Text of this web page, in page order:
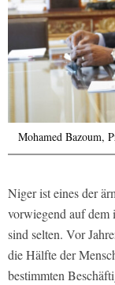
Mohamed Bazoum,
Niger ist eines der
vorwiegend auf dem
sind selten. Vor
die Hälfte der
bestimmten